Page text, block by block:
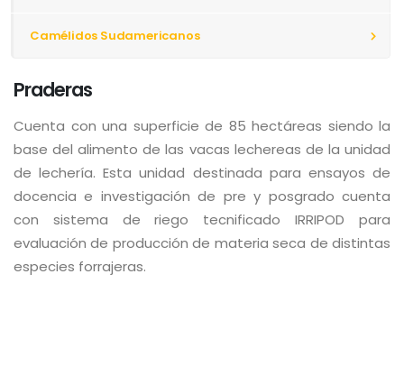
Camélidos Sudamericanos
Praderas
Cuenta con una superficie de 85 hectáreas siendo la
base del alimento de las vacas lechereas de la unidad
de lechería. Esta unidad destinada para ensayos de
docencia e investigación de pre y posgrado cuenta
con sistema de riego tecnificado IRRIPOD para
evaluación de producción de materia seca de distintas
especies forrajeras.